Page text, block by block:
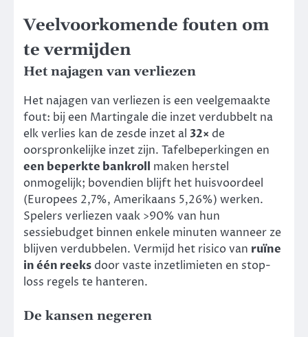
Veelvoorkomende fouten om
te vermijden
Het najagen van verliezen
Het najagen van verliezen is een veelgemaakte
fout: bij een Martingale die inzet verdubbelt na
elk verlies kan de zesde inzet al 32× de
oorspronkelijke inzet zijn. Tafelbeperkingen en
een beperkte bankroll maken herstel
onmogelijk; bovendien blijft het huisvoordeel
(Europees 2,7%, Amerikaans 5,26%) werken.
Spelers verliezen vaak >90% van hun
sessiebudget binnen enkele minuten wanneer ze
blijven verdubbelen. Vermijd het risico van ruïne
in één reeks door vaste inzetlimieten en stop-
loss regels te hanteren.
De kansen negeren